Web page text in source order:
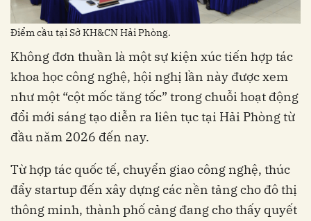
Điểm cầu tại Sở KH&CN Hải Phòng.
Không đơn thuần là một sự kiện xúc tiến hợp tác
khoa học công nghệ, hội nghị lần này được xem
như một “cột mốc tăng tốc” trong chuỗi hoạt động
đổi mới sáng tạo diễn ra liên tục tại Hải Phòng từ
đầu năm 2026 đến nay.
Từ hợp tác quốc tế, chuyển giao công nghệ, thúc
đẩy startup đến xây dựng các nền tảng cho đô thị
thông minh, thành phố cảng đang cho thấy quyết